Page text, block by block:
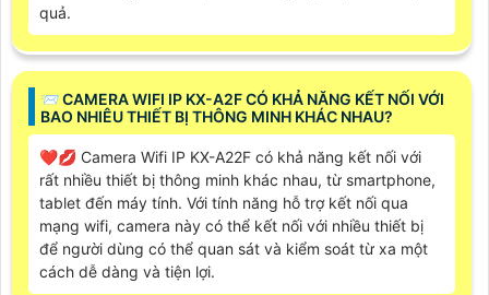
quả.
📨 CAMERA WIFI IP KX-A2F CÓ KHẢ NĂNG KẾT NỐI VỚI
BAO NHIÊU THIẾT BỊ THÔNG MINH KHÁC NHAU?
❤️‍💋‍ Camera Wifi IP KX-A22F có khả năng kết nối với
rất nhiều thiết bị thông minh khác nhau, từ smartphone,
tablet đến máy tính. Với tính năng hỗ trợ kết nối qua
mạng wifi, camera này có thể kết nối với nhiều thiết bị
để người dùng có thể quan sát và kiểm soát từ xa một
cách dễ dàng và tiện lợi.